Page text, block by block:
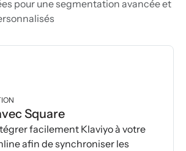
pour une segmentation avancée et
Square
facilement Klaviyo à votre
afin de synchroniser les